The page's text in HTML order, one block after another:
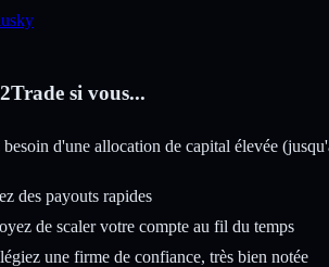
si vous...
besoin d'une allocation de capital élevée
des payouts rapides
de scaler votre compte au fil du temps
une firme de confiance, très bien notée